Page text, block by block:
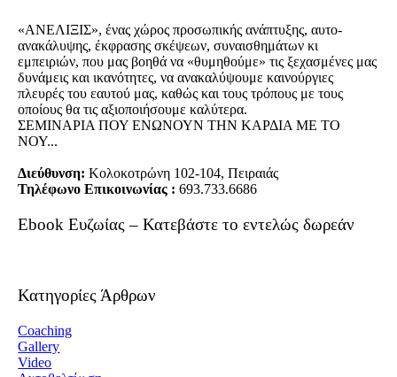
«ΑΝΕΛΙΞΙΣ», ένας χώρος προσωπικής ανάπτυξης, αυτo-
ανακάλυψης, έκφρασης σκέψεων, συναισθημάτων κι
εμπειριών, που μας βοηθά να «θυμηθούμε» τις ξεχασμένες μας
δυνάμεις και ικανότητες, να ανακαλύψουμε καινούργιες
πλευρές του εαυτού μας, καθώς και τους τρόπους με τους
οποίους θα τις αξιοποιήσουμε καλύτερα.
ΣΕΜΙΝΑΡΙΑ ΠΟΥ ΕΝΩΝΟΥΝ ΤΗΝ ΚΑΡΔΙΑ ΜΕ ΤΟ
ΝΟΥ...
Διεύθυνση:Κολοκοτρώνη 102-104, Πειραιάς
Τηλέφωνο Επικοινωνίας : 693.733.6686
Ebook Ευζωίας – Κατεβάστε το εντελώς δωρεάν
Κατηγορίες Άρθρων
Coaching
Gallery
Video